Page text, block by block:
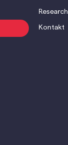
Research
Kontakt